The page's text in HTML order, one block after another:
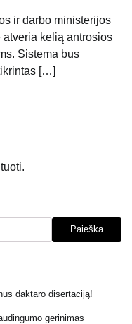
ir darbo ministerijos
atveria kelią antrosios
Sistema bus
[…]
Paieška
daktaro disertaciją!
gerinimas